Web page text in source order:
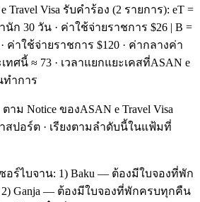
Visa รับคำร้อง (2 รายการ): eT =
ำนัก 30 วัน · ค่าใช้จ่ายราชการ $26 | B =
ค่าใช้จ่ายราชการ $120 · ค่ากลางค่า
ศนี้ ≈ 73 · เวลาแยกแยะเคสที่ASAN e
ทำการ
าม Notice ของASAN e Travel Visa
สปอร์ต · เรียงตามลำดับนี้ในแฟ้มที่
ซอร์ไบจาน: 1) Baku — ต้องมีใบจองที่พัก
Ganja — ต้องมีใบจองที่พักครบทุกคืน